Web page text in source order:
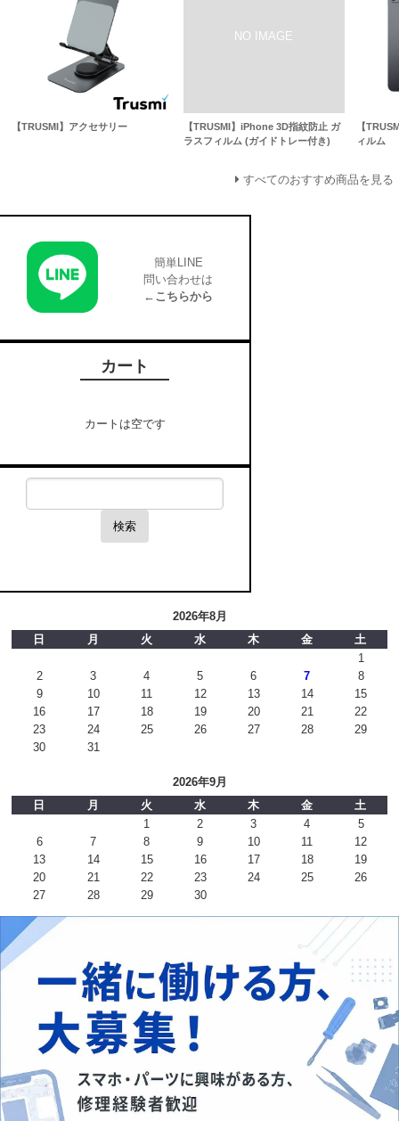
【TRUSMI】アクセサリー
【TRUSMI】iPhone 3D指紋防止 ガ
ラスフィルム (ガイドトレー付き)
【
ィルム
すべてのおすすめ商品を見る
簡単LINE
問い合わせは
←こちらから
カート
カートは空です
検索
2026年8月
日
月 火 水 木 金
土
1
2
3 4 5 6 7
8
9
10 11 12 13 14
15
16
17 18 19 20 21
22
23
24 25 26 27 28
29
30
31
2026年9月
日
月 火 水 木 金
土
1
2 3 4
5
6
7 8 9 10 11
12
13
14 15 16 17 18
19
20
21 22 23 24 25
26
27
28 29 30